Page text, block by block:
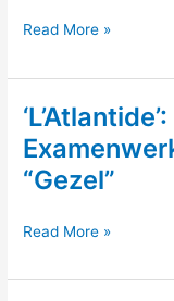
gouddruk
en
relief.
“Europe’s
Perkamenten
band
in
foudraal
Read More »
“Gezel”
‘L’Atlantide’:
Band;
Read More »